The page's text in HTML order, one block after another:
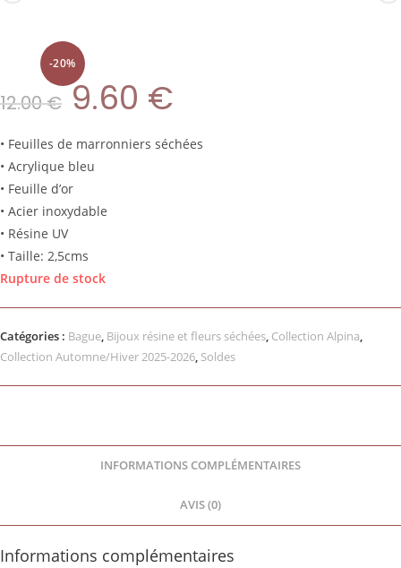
-20%
12.00€ 9.60 €
• Feuilles de marronniers séchées
• Acrylique bleu
• Feuille d’or
• Acier inoxydable
• Résine UV
• Taille: 2,5cms
Rupture de stock
Catégories : Bague, Bijoux résine et fleurs séchées, Collection Alpina,
Collection Automne/Hiver 2025-2026, Soldes
INFORMATIONS COMPLÉMENTAIRES
AVIS (0)
Informations complémentaires